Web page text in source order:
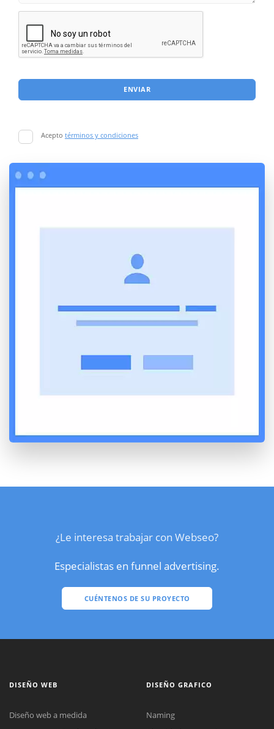
ENVIAR
Acepto términos y condiciones
¿Le interesa trabajar con Webseo?
Especialistas en funnel advertising.
CUÉNTENOS DE SU PROYECTO
DISEÑO WEB
Diseño web a medida
DISEÑO GRAFICO
Naming